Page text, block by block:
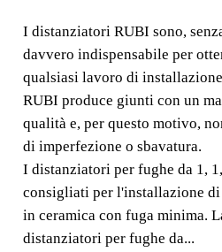
I distanziatori RUBI sono,
davvero indispensabile per
qualsiasi lavoro di
I distanziatori RUBI sono,
davvero indispensabile per
qualsiasi lavoro di
RUBI produce giunti con un
qualità e, per questo motivo,
di imperfezione o sbavatura.
I distanziatori per fughe da 1,
consigliati per l'installazione
in ceramica con fuga minima.
distanziatori per fughe da...